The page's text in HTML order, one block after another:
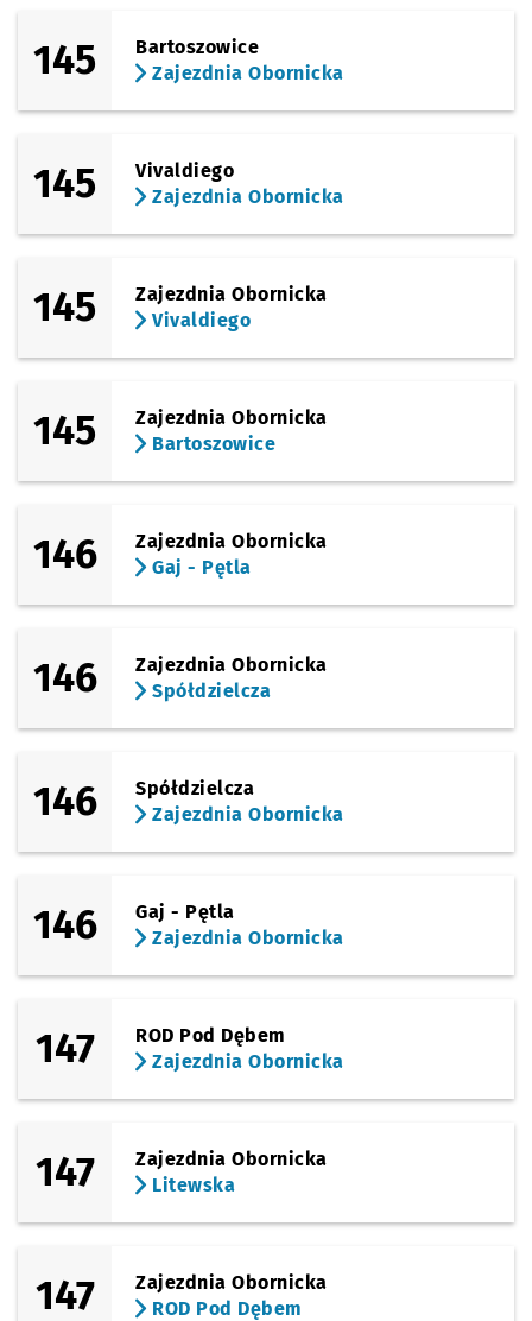
145
Bartoszowice
Zajezdnia Obornicka
145
Vivaldiego
Zajezdnia Obornicka
145
Zajezdnia Obornicka
Vivaldiego
145
Zajezdnia Obornicka
Bartoszowice
146
Zajezdnia Obornicka
Gaj - Pętla
146
Zajezdnia Obornicka
Spółdzielcza
146
Spółdzielcza
Zajezdnia Obornicka
146
Gaj - Pętla
Zajezdnia Obornicka
147
ROD Pod Dębem
Zajezdnia Obornicka
147
Zajezdnia Obornicka
Litewska
147
Zajezdnia Obornicka
ROD Pod Dębem